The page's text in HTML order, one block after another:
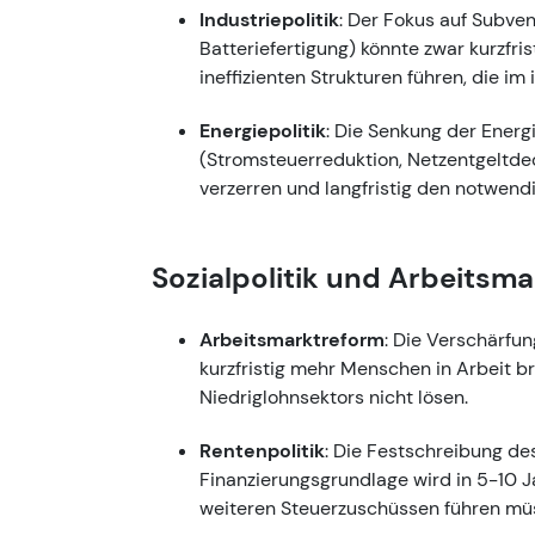
Industriepolitik: Der Fokus auf
Batteriefertigung) könnte zwar
ineffizienten Strukturen führen, die
Energiepolitik: Die Senkung der
(Stromsteuerreduktion,
verzerren und langfristig den
Sozialpolitik und
Arbeitsmarktreform: Die
kurzfristig mehr Menschen in Arbeit
Niedriglohnsektors nicht lösen.
Rentenpolitik: Die Festschreibung
Finanzierungsgrundlage wird in 5-10
weiteren Steuerzuschüssen führen